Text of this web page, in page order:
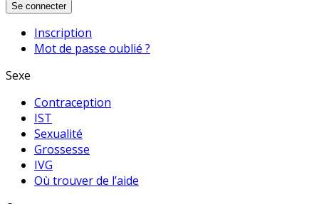
Se connecter
Inscription
Mot de passe oublié ?
Sexe
Contraception
IST
Sexualité
Grossesse
IVG
Où trouver de l’aide